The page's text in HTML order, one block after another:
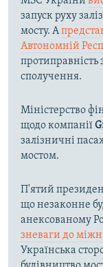
запуск руху
мосту. А
Автономній
протиправність
сполучення.
Міністерство
щодо компанії
залізничні
мостом.
П'ятий
що незаконне
анексованому
зневаги до
Українська